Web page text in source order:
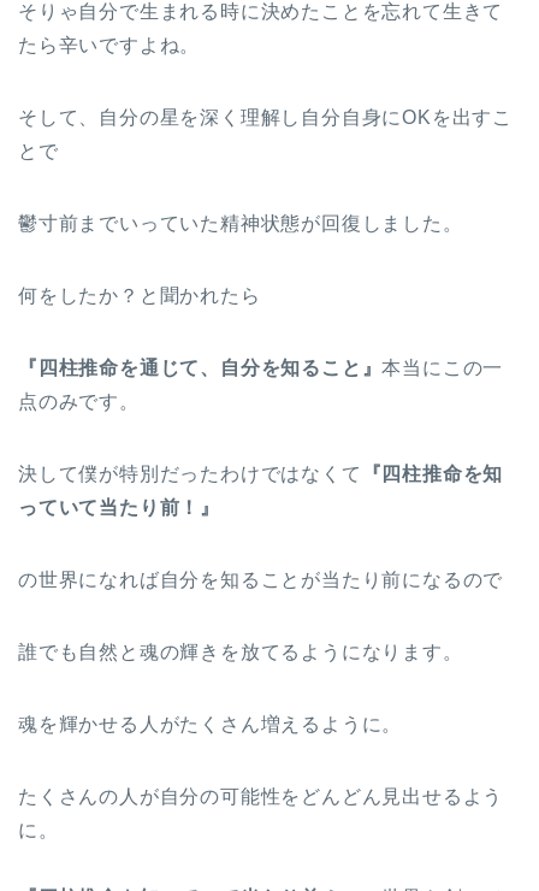
そりゃ自分で生まれる時に決めたことを忘れて生きて
たら辛いですよね。
そして、自分の星を深く理解し自分自身にOKを出すこ
とで
鬱寸前までいっていた精神状態が回復しました。
何をしたか？と聞かれたら
『四柱推命を通じて、自分を知ること』本当にこの一
点のみです。
決して僕が特別だったわけではなくて
『四柱推命を知
っていて当たり前！』
の世界になれば自分を知ることが当たり前になるので
誰でも自然と魂の輝きを放てるようになります。
魂を輝かせる人がたくさん増えるように。
たくさんの人が自分の可能性をどんどん見出せるよう
に。